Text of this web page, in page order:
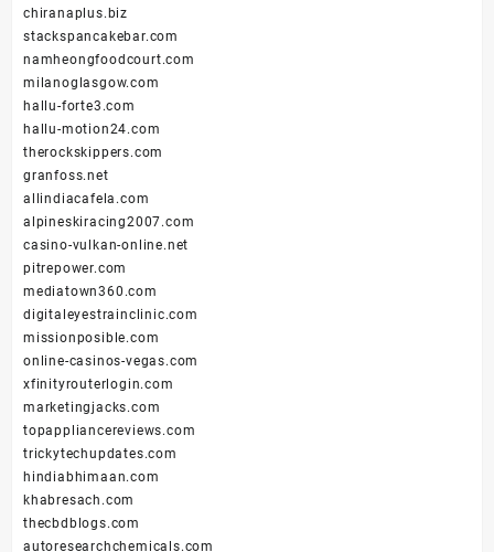
chiranaplus.biz
stackspancakebar.com
namheongfoodcourt.com
milanoglasgow.com
hallu-forte3.com
hallu-motion24.com
therockskippers.com
granfoss.net
allindiacafela.com
alpineskiracing2007.com
casino-vulkan-online.net
pitrepower.com
mediatown360.com
digitaleyestrainclinic.com
missionposible.com
online-casinos-vegas.com
xfinityrouterlogin.com
marketingjacks.com
topappliancereviews.com
trickytechupdates.com
hindiabhimaan.com
khabresach.com
thecbdblogs.com
autoresearchchemicals.com